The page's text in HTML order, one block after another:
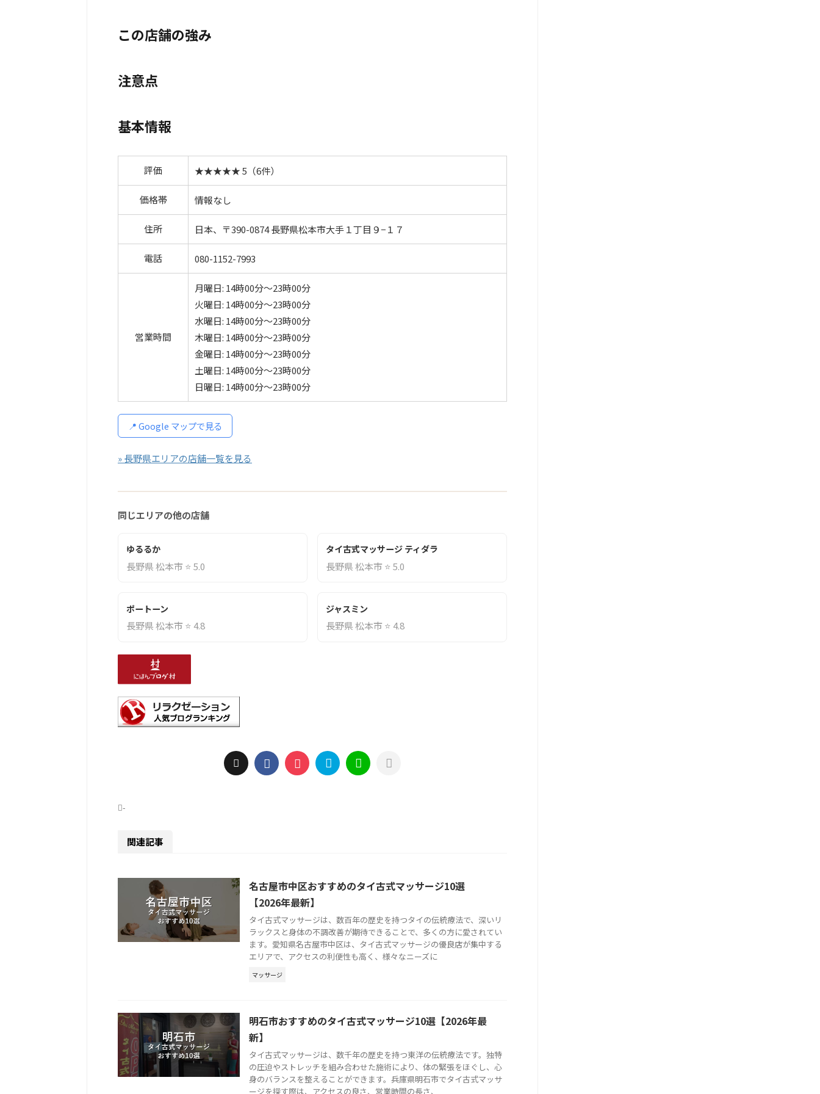
この店舗の強み
注意点
基本情報
評価 ★★★★★ 5（6件）
価格帯 情報なし
住所 日本、〒390-0874 長野県松本市大手１丁目９−１７
電話 080-1152-7993
営業時間
月曜日: 14時00分～23時00分
火曜日: 14時00分～23時00分
水曜日: 14時00分～23時00分
木曜日: 14時00分～23時00分
金曜日: 14時00分～23時00分
土曜日: 14時00分～23時00分
日曜日: 14時00分～23時00分
📍 Google マップで見る
» 長野県エリアの店舗一覧を見る
同じエリアの他の店舗
ゆるるか
長野県 松本市 ⭐ 5.0
タイ古式マッサージ ティダラ
長野県 松本市 ⭐ 5.0
ポートーン
長野県 松本市 ⭐ 4.8
ジャスミン
長野県 松本市 ⭐ 4.8
-
関連記事
名古屋市中区おすすめのタイ古式マッサージ10選
【2026年最新】
タイ古式マッサージは、数百年の歴史を持つタイの伝統療法で、深いリ
ラックスと身体の不調改善が期待できることで、多くの方に愛されてい
ます。愛知県名古屋市中区は、タイ古式マッサージの優良店が集中する
エリアで、アクセスの利便性も高く、様々なニーズに
マッサージ
明石市おすすめのタイ古式マッサージ10選【2026年最
新】
タイ古式マッサージは、数千年の歴史を持つ東洋の伝統療法です。独特
の圧迫やストレッチを組み合わせた施術により、体の緊張をほぐし、心
身のバランスを整えることができます。兵庫県明石市でタイ古式マッサ
ージを探す際は、アクセスの良さ、営業時間の長さ、